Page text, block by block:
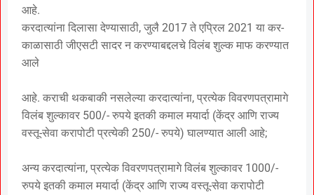
आहे.
करदात्यांना दिलासा देण्यासाठी, जुलै 2017 ते एप्रिल 2021 या कर-
काळासाठी जीएसटी सादर न करण्याबद्दलचे विलंब शुल्क माफ करण्यात
आले
आहे. कराची थकबाकी नसलेल्या करदात्यांना, प्रत्येक विवरणपत्रामागे
विलंब शुल्कावर 500/- रुपये इतकी कमाल मयार्दा (केंद्र आणि राज्य
वस्तू-सेवा करापोटी प्रत्येकी 250/- रुपये) घालण्यात आली आहे;
अन्य करदात्यांना, प्रत्येक विवरणपत्रामागे विलंब शुल्कावर 1000/-
रुपये इतकी कमाल मयार्दा (केंद्र आणि राज्य वस्तू-सेवा करापोटी